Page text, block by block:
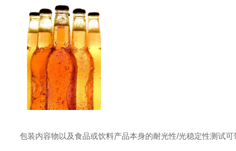
包装内容物以及食品或饮料产品本身的耐光性/光稳定性测试可